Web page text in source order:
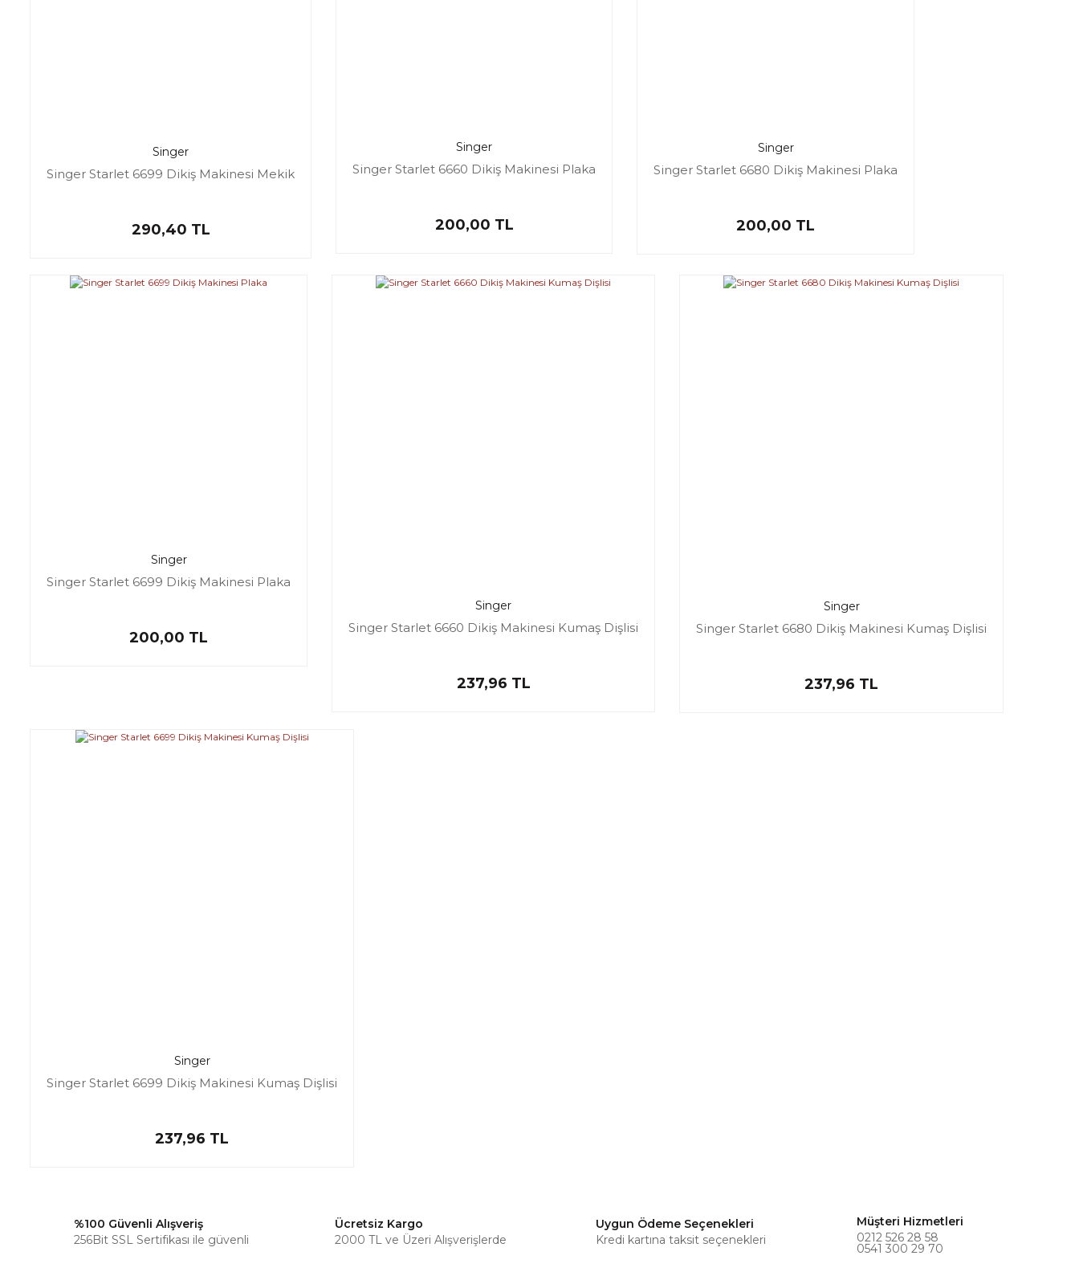
Singer
Singer Starlet 6699 Dikiş Makinesi Mekik
290,40 TL
Singer
Singer Starlet 6660 Dikiş Makinesi Plaka
200,00 TL
Singer
Singer Starlet 6680 Dikiş Makinesi Plaka
200,00 TL
Singer
Singer Starlet 6699 Dikiş Makinesi Plaka
200,00 TL
Singer
Singer Starlet 6660 Dikiş Makinesi Kumaş Dişlisi
237,96 TL
Singer
Singer Starlet 6680 Dikiş Makinesi Kumaş Dişlisi
237,96 TL
Singer
Singer Starlet 6699 Dikiş Makinesi Kumaş Dişlisi
237,96 TL
%100 Güvenli Alışveriş
256Bit SSL Sertifikası ile güvenli
Ücretsiz Kargo
2000 TL ve Üzeri Alışverişlerde
Uygun Ödeme Seçenekleri
Kredi kartına taksit seçenekleri
Müşteri Hizmetleri
0212 526 28 58
0541 300 29 70